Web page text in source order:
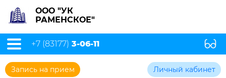
ООО "УК
РАМЕНСКОЕ"
+7 (83177) 3-06-11
Запись на прием Личный кабинет